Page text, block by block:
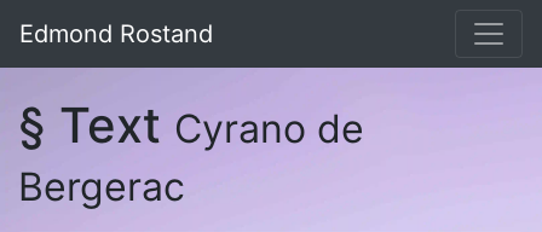
Edmond Rostand
§ Text Cyrano de
Bergerac